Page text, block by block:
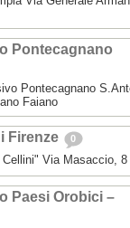
Pontecagnano
Pontecagnano
Faiano
Firenze 0
Via Masaccio, 8
Paesi Orobici –